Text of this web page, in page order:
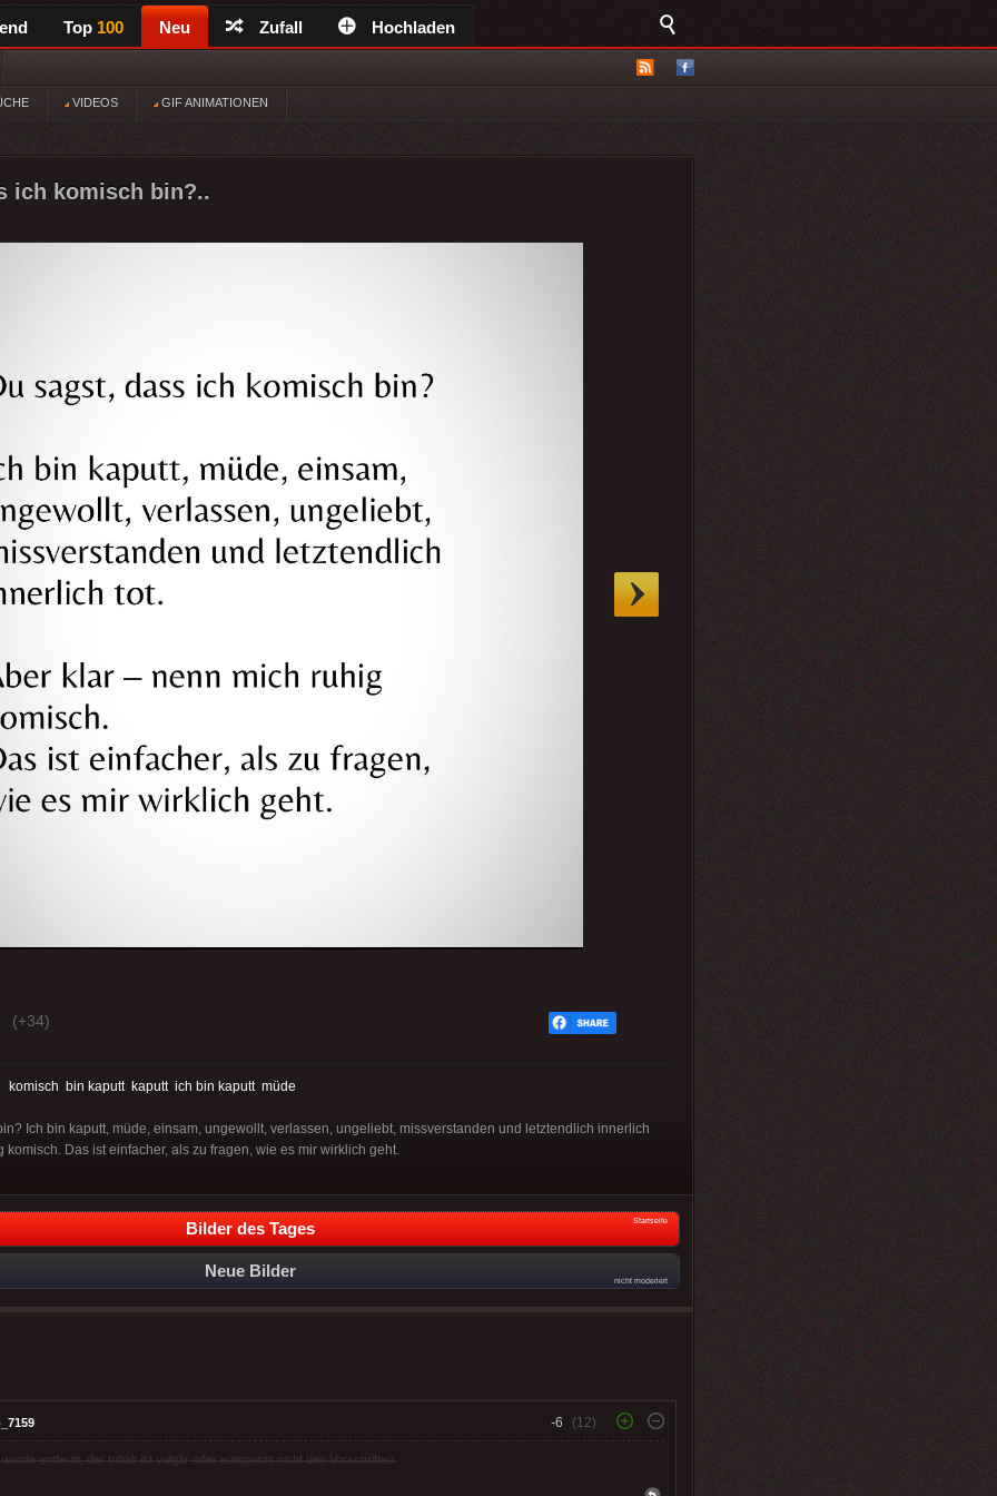
Top 100 Neu Zufall Hochladen
VIDEOS GIF ANIMATIONEN
ich komisch bin?..
(+34)
komisch bin kaputt kaputt ich bin kaputt müde
Ich bin kaputt, müde, einsam, ungewollt, verlassen, ungeliebt, missverstanden und letztendlich innerlich
komisch. Das ist einfacher, als zu fragen, wie es mir wirklich geht.
Bilder des Tages Startseite
Neue Bilder
nicht moderiert
-6 (12)
entfernt, der Inhalt ist vulgär oder entspricht nicht den Vorschriften.